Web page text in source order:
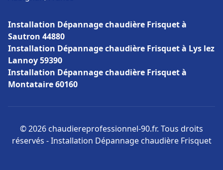
Installation Dépannage chaudière Frisquet à
Sautron 44880
Installation Dépannage chaudière Frisquet à Lys lez
Lannoy 59390
Installation Dépannage chaudière Frisquet à
Montataire 60160
© 2026 chaudiereprofessionnel-90.fr. Tous droits
réservés - Installation Dépannage chaudière Frisquet